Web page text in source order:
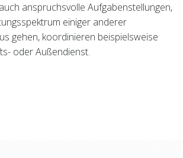
anspruchsvolle Aufgabenstellungen,
einiger anderer
gehen, koordinieren beispielsweise
oder Außendienst.